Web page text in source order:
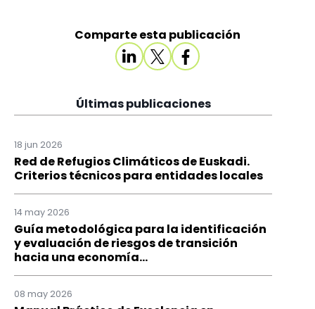
Comparte esta publicación
Últimas publicaciones
18 jun 2026
Red de Refugios Climáticos de Euskadi.
Criterios técnicos para entidades locales
14 may 2026
Guía metodológica para la identificación
y evaluación de riesgos de transición
hacia una economía...
08 may 2026